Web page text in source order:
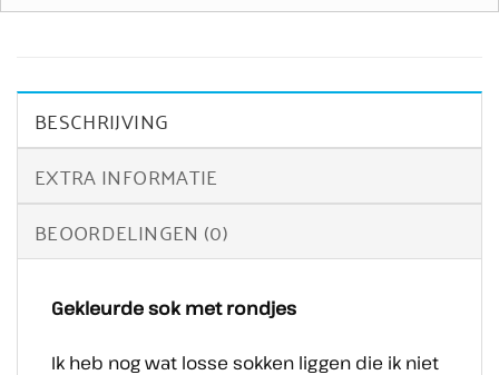
BESCHRIJVING
EXTRA INFORMATIE
BEOORDELINGEN (0)
Gekleurde sok met rondjes
Ik heb nog wat losse sokken liggen die ik niet